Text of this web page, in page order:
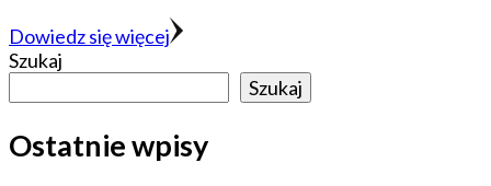
Dowiedz się więcej
Szukaj
Szukaj
Ostatnie wpisy